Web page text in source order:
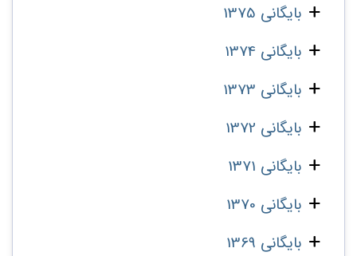
بایگانی 1375
بایگانی 1374
بایگانی 1373
بایگانی 1372
بایگانی 1371
بایگانی 1370
بایگانی 1369